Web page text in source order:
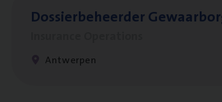
Dos­sier­be­heer­der
Antwerpen